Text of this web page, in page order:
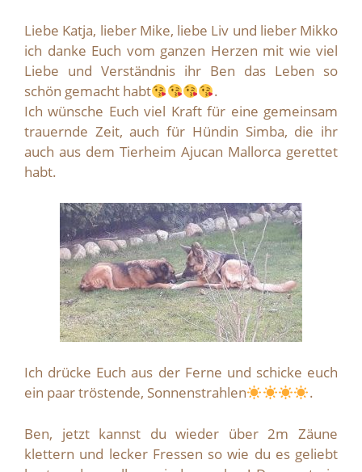
Liebe Katja, lieber Mike, liebe Liv und lieber Mikko
ich danke Euch vom ganzen Herzen mit wie viel
Liebe und Verständnis ihr Ben das Leben so
schön gemacht habt
.
Ich wünsche Euch viel Kraft für eine gemeinsam
trauernde Zeit, auch für Hündin Simba, die ihr
auch aus dem Tierheim Ajucan Mallorca gerettet
habt.
Ich drücke Euch aus der Ferne und schicke euch
ein paar tröstende, Sonnenstrahlen
.
Ben, jetzt kannst du wieder über 2m Zäune
klettern und lecker Fressen so wie du es geliebt